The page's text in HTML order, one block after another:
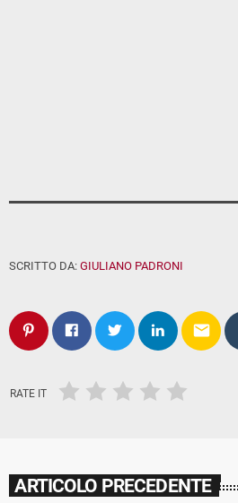
SCRITTO DA: GIULIANO PADRONI
email
RATE IT
ARTICOLO PRECEDENTE